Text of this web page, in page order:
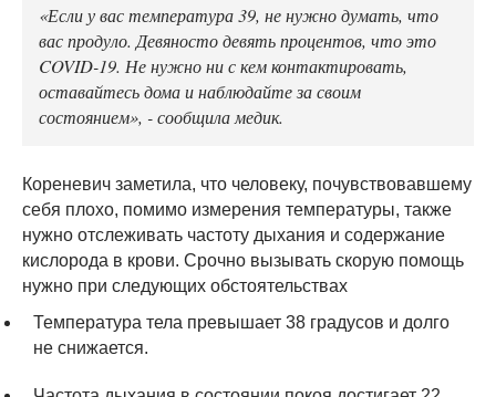
«Если у вас температура 39, не нужно думать, что
вас продуло. Девяносто девять процентов, что это
COVID-19. Не нужно ни с кем контактировать,
оставайтесь дома и наблюдайте за своим
состоянием», - сообщила медик.
Кореневич заметила, что человеку, почувствовавшему
себя плохо, помимо измерения температуры, также
нужно отслеживать частоту дыхания и содержание
кислорода в крови. Срочно вызывать скорую помощь
нужно при следующих обстоятельствах
Температура тела превышает 38 градусов и долго
не снижается.